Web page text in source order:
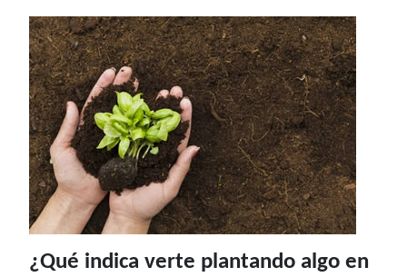
¿Qué indica verte plantando algo en